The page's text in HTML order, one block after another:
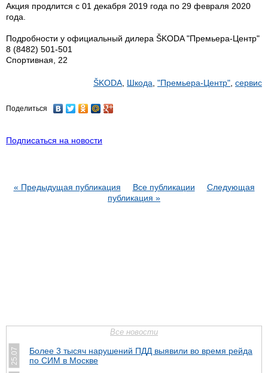
Акция продлится с 01 декабря 2019 года по 29 февраля 2020
года.
Подробности у официальный дилера ŠKODA "Премьера-Центр"
8 (8482) 501-501
Спортивная, 22
ŠKODA Шкода "Премьера-Центр" сервис
Поделиться
Подписаться на новости
« Предыдущая публикация Все публикации
Следующая
публикация »
Все новости
25.07
Более 3 тысяч нарушений ПДД выявили во время рейда
по СИМ в Москве